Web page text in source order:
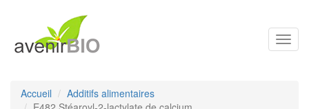
Accueil
Additifs alimentaires